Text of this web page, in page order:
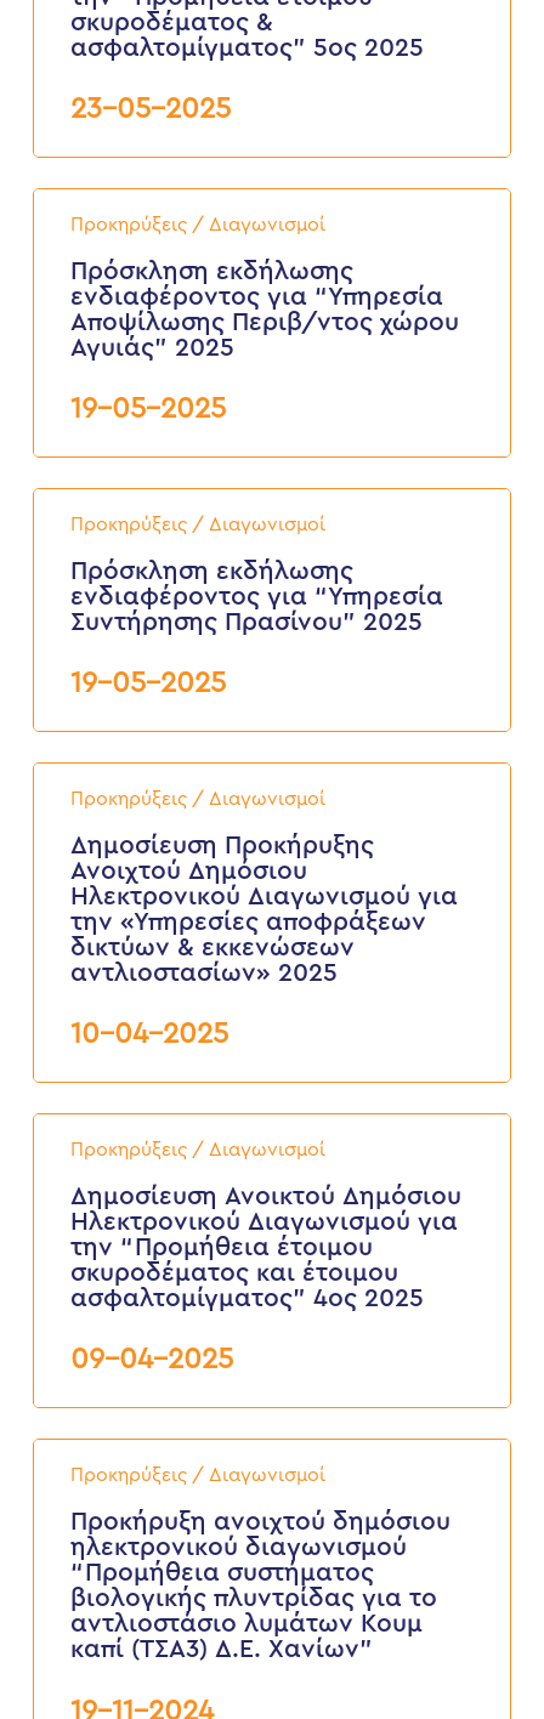
“Προμήθεια
έτοιμου
ασφαλτομίγματος”
2025
σκυροδέματος &
ασφαλτομίγματος” 5ος 2025
23-05-2025
Πρόσκληση
εκδήλωσης
“Υπηρεσία
Αποψίλωσης
Περιβ/
ντος
Αγυιάς”
2025
Προκηρύξεις / Διαγωνισμοί
Πρόσκληση εκδήλωσης
ενδιαφέροντος για “Υπηρεσία
Αποψίλωσης Περιβ/ντος χώρου
Αγυιάς” 2025
19-05-2025
Πρόσκληση
εκδήλωσης
“Υπηρεσία
Συντήρησης
Πρασίνου”
Προκηρύξεις / Διαγωνισμοί
Πρόσκληση εκδήλωσης
ενδιαφέροντος για “Υπηρεσία
Συντήρησης Πρασίνου” 2025
19-05-2025
Δημοσίευση
Προκήρυξης
Δημόσιου
Ηλεκτρονικού
Διαγωνισμού
«Υπηρεσίες
αποφράξεων
εκκενώσεων
2025
Προκηρύξεις / Διαγωνισμοί
Δημοσίευση Προκήρυξης
Ανοιχτού Δημόσιου
Ηλεκτρονικού Διαγωνισμού για
την «Υπηρεσίες αποφράξεων
δικτύων & εκκενώσεων
αντλιοστασίων» 2025
10-04-2025
Δημοσίευση
Ανοικτού
Ηλεκτρονικού
Διαγωνισμού
“Προμήθεια
έτοιμου
έτοιμου
4ος
Προκηρύξεις / Διαγωνισμοί
Δημοσίευση Ανοικτού Δημόσιου
Ηλεκτρονικού Διαγωνισμού για
την “Προμήθεια έτοιμου
σκυροδέματος και έτοιμου
ασφαλτομίγματος” 4ος 2025
09-04-2025
Προκήρυξη
ανοιχτού
ηλεκτρονικού
διαγωνισμού
“Προμήθεια
συστήματος
βιολογικής
πλυντρίδας
λυμάτων
Προκηρύξεις / Διαγωνισμοί
Προκήρυξη ανοιχτού δημόσιου
ηλεκτρονικού διαγωνισμού
“Προμήθεια συστήματος
βιολογικής πλυντρίδας για το
αντλιοστάσιο λυμάτων Κουμ
καπί (ΤΣΑ3) Δ.Ε. Χανίων”
19-11-2024